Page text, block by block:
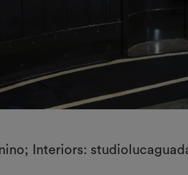
Interiors: